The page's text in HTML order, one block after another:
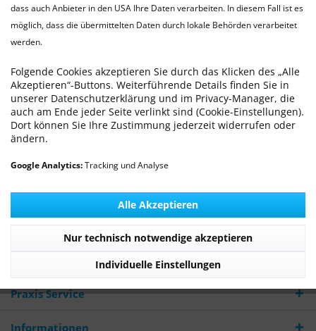
26389 Wilhelmshaven
Tel.:
Fax:
+49 4421 773771
email:
WILLKOMMEN - Die TierarztPraxis Wilhelmshaven
Praxis Service
Informationen
dass auch Anbieter in den USA Ihre Daten verarbeiten. In diesem Fall ist es
möglich, dass die übermittelten Daten durch lokale Behörden verarbeitet
werden.
Folgende Cookies akzeptieren Sie durch das Klicken des „Alle
Akzeptieren“-Buttons. Weiterführende Details finden Sie in
unserer Datenschutzerklärung und im Privacy-Manager, die
auch am Ende jeder Seite verlinkt sind (Cookie-Einstellungen).
Dort können Sie Ihre Zustimmung jederzeit widerrufen oder
ändern.
Google Analytics:Tracking und Analyse
Individuelle Einstellungen
Nur technisch notwendige akzeptieren
Alle Akzeptieren